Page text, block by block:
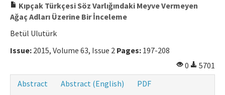
Kıpçak Türkçesi Söz Varlığındaki Meyve Vermeyen
Ağaç Adları Üzerine Bir İnceleme
Betül Ulutürk
Issue: 2015, Volume 63, Issue 2 Pages: 197-208
0
5701
Abstract
Abstract (English)
PDF